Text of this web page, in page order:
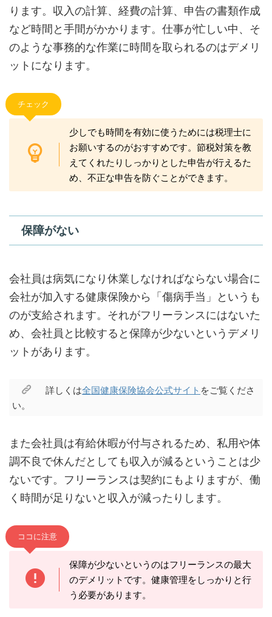
ります。収入の計算、経費の計算、申告の書類作成
など時間と手間がかかります。仕事が忙しい中、そ
のような事務的な作業に時間を取られるのはデメリ
ットになります。
チェック
少しでも時間を有効に使うためには税理士に
お願いするのがおすすめです。節税対策を教
えてくれたりしっかりとした申告が行えるた
め、不正な申告を防ぐことができます。
保障がない
会社員は病気になり休業しなければならない場合に
会社が加入する健康保険から「傷病手当」というも
のが支給されます。それがフリーランスにはないた
め、会社員と比較すると保障が少ないというデメリ
ットがあります。
詳しくは全国健康保険協会公式サイト をご覧くださ
い。
また会社員は有給休暇が付与されるため、私用や体
調不良で休んだとしても収入が減るということは少
ないです。フリーランスは契約にもよりますが、働
く時間が足りないと収入が減ったりします。
ココに注意
保障が少ないというのはフリーランスの最大
のデメリットです。健康管理をしっかりと行
う必要があります。